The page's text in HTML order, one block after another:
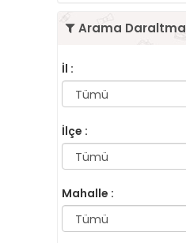
Arama Daraltma
İl :
İlçe :
Mahalle :